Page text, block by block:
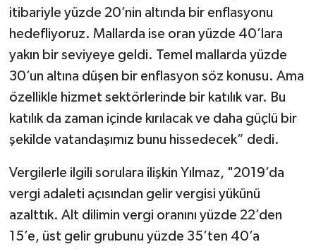
itibariyle yüzde 20’nin altında bir enflasyonu
hedefliyoruz. Mallarda ise oran yüzde 40’lara
yakın bir seviyeye geldi. Temel mallarda yüzde
30’un altına düşen bir enflasyon söz konusu. Ama
özellikle hizmet sektörlerinde bir katılık var. Bu
katılık da zaman içinde kırılacak ve daha güçlü bir
şekilde vatandaşımız bunu hissedecek” dedi.
Vergilerle ilgili sorulara ilişkin Yılmaz, "2019’da
vergi adaleti açısından gelir vergisi yükünü
azalttık. Alt dilimin vergi oranını yüzde 22’den
15’e, üst gelir grubunu yüzde 35’ten 40’a